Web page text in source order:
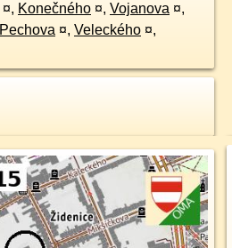
¤, Konečného ¤, Vojanova ¤,
Pechova ¤, Veleckého ¤,